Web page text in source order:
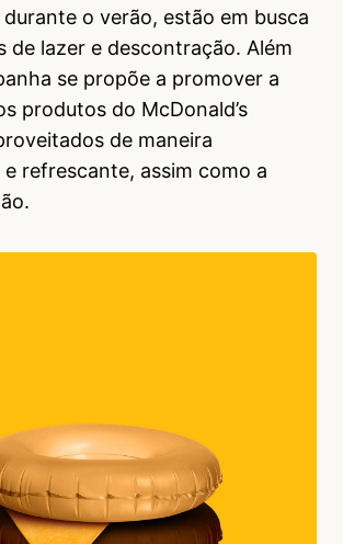
durante o verão, estão em busca
de lazer e descontração. Além
se propõe a promover a
produtos do McDonald’s
de maneira
refrescante, assim como a